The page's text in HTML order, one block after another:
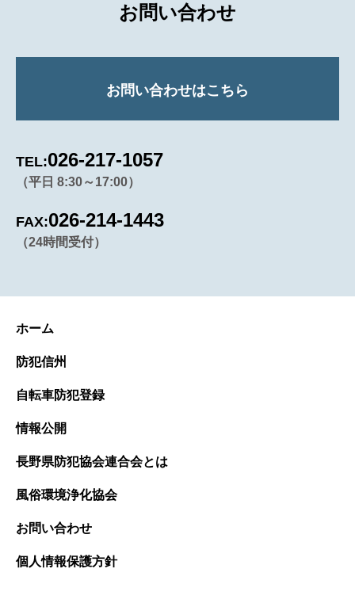
お問い合わせ
お問い合わせはこちら
TEL:026-217-1057
（平日 8:30～17:00）
FAX:026-214-1443
（24時間受付）
ホーム
防犯信州
自転車防犯登録
情報公開
長野県防犯協会連合会とは
風俗環境浄化協会
お問い合わせ
個人情報保護方針